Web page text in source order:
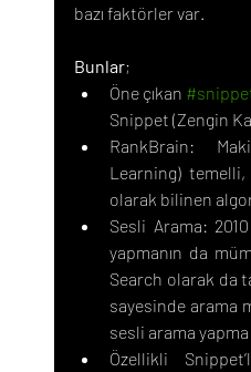
bazı faktörler var.
Bunlar;
Öne çıkan
Snippet (Zengin
RankBrain:
Learning)
olarak bilinen
Sesli Arama:
yapmanın da
Search olarak da
sayesinde arama
sesli arama
Özellikli